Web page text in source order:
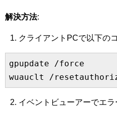
解決方法:
クライアントPCで以下の
gpupdate /force
wuauclt /
イベントビューアーでエ